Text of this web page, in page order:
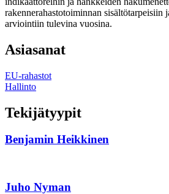
rakennerahastotoiminnan sisältötarpeisiin
arviointiin tulevina vuosina.
Asiasanat
EU-rahastot
Hallinto
Tekijätyypit
Benjamin Heikkinen
Juho Nyman